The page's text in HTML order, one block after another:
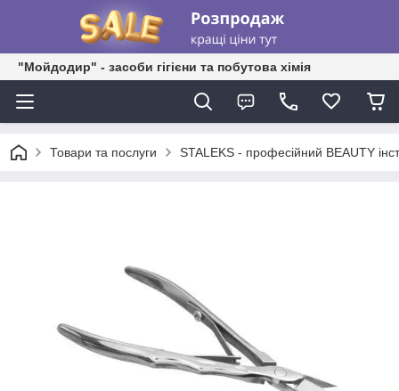
"Мойдодир" - засоби гігієни та побутова хімія
Товари та послуги STALEKS - професійний BEAUTY